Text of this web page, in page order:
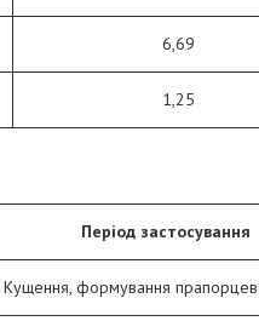
6,69
1,25
Період застосування
Кущення, формування